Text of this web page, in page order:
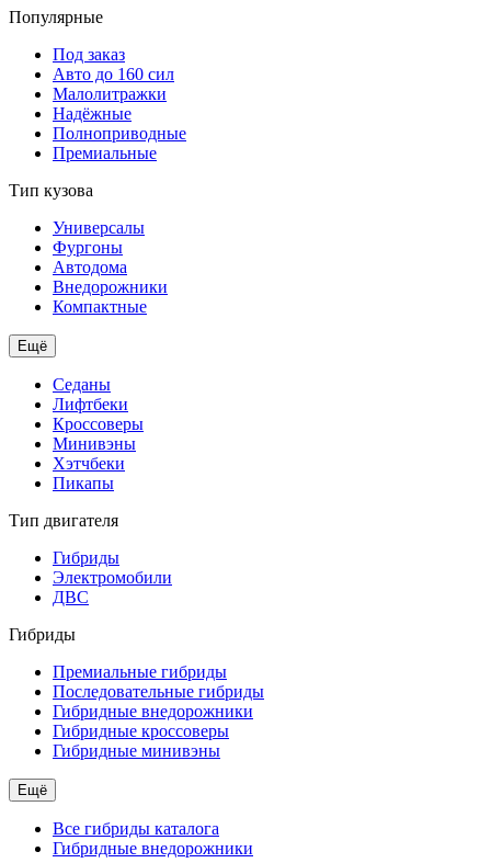
Популярные
Под заказ
Авто до 160 сил
Малолитражки
Надёжные
Полноприводные
Премиальные
Тип кузова
Универсалы
Фургоны
Автодома
Внедорожники
Компактные
Ещё
Седаны
Лифтбеки
Кроссоверы
Минивэны
Хэтчбеки
Пикапы
Тип двигателя
Гибриды
Электромобили
ДВС
Гибриды
Премиальные гибриды
Последовательные гибриды
Гибридные внедорожники
Гибридные кроссоверы
Гибридные минивэны
Ещё
Все гибриды каталога
Гибридные внедорожники